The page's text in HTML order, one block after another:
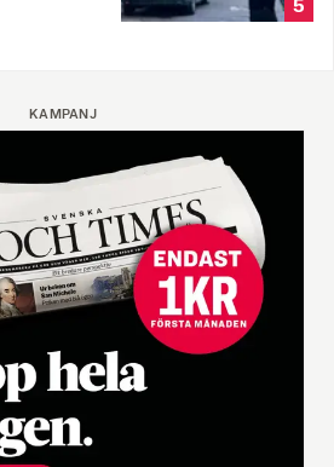
5
KAMPANJ